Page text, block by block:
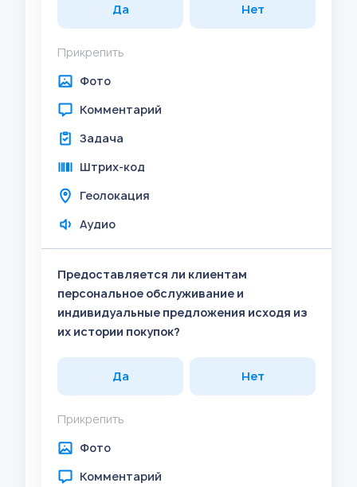
Да Нет
Прикрепить
Фото
Комментарий
Задача
Штрих-код
Геолокация
Аудио
Предоставляется ли клиентам
персональное обслуживание и
индивидуальные предложения исходя из
их истории покупок?
Да Нет
Прикрепить
Фото
Комментарий